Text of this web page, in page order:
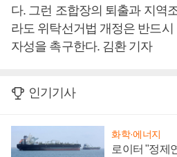
다. 그런 조합장의 퇴출과 지역
라도 위탁선거법 개정은 반드시
자성을 촉구한다. 김환 기자
인기기사
화학·에너지
로이터 "정제